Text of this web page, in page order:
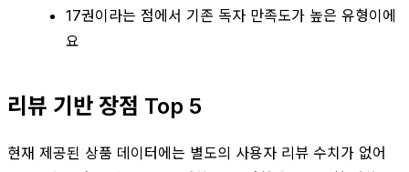
17권이라는 점에서 기존 독자 만족도가 높은 유형이에
요
리뷰 기반 장점 Top 5
현재 제공된 상품 데이터에는 별도의 사용자 리뷰 수치가 없어